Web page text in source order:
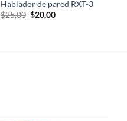
Hablador de pared RXT-3
$25,00 El
precio
$20,00El